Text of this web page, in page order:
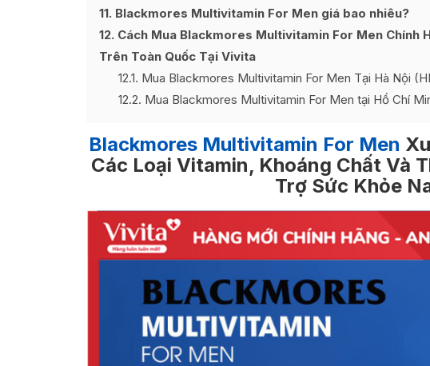
11 Blackmores Multivitamin For Men giá bao nhiêu?
12 Cách Mua Blackmores Multivitamin For Men Chính
Trên Toàn Quốc Tại Vivita
12.1 Mua Blackmores Multivitamin For Men Tại Hà Nội
12.2 Mua Blackmores Multivitamin For Men tại Hồ Chí
Blackmores Multivitamin For Men
Các Loại Vitamin, Khoáng Chất Và
Trợ Sức Khỏe